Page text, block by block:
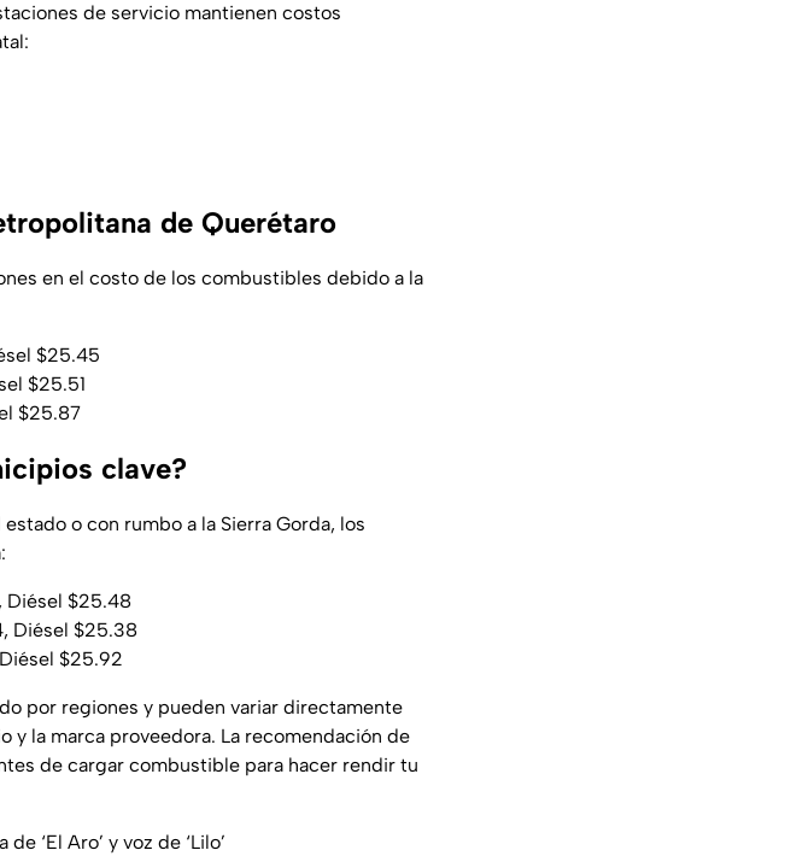
de servicio mantienen costos
de Querétaro
en el costo de los combustibles debido a la
$25.45
$25.51
$25.87
clave?
o con rumbo a la Sierra Gorda, los
Diésel $25.48
Diésel $25.38
$25.92
por regiones y pueden variar directamente
y la marca proveedora. La recomendación de
de cargar combustible para hacer rendir tu
‘El Aro’ y voz de ‘Lilo’